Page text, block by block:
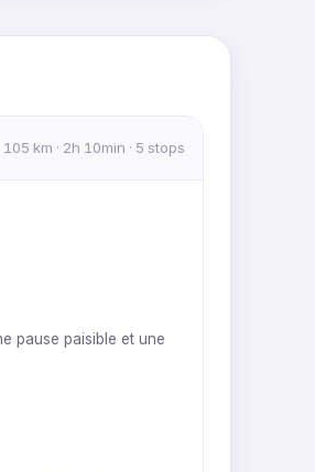
105 km · 2h 10min · 5 stops
pause paisible et une